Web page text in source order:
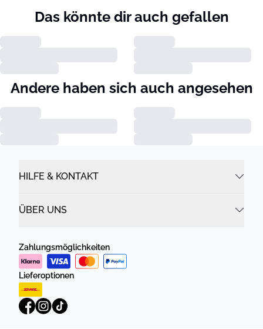
Das könnte dir auch gefallen
Andere haben sich auch angesehen
HILFE & KONTAKT
ÜBER UNS
Zahlungsmöglichkeiten
Lieferoptionen